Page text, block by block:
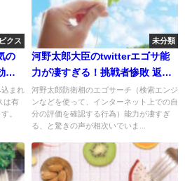
クス
の
果
まれ
は有
。
未分類
河野太郎大臣のtwitterエゴサ能
力が凄すぎる！挑戦者惨敗 返し
も秀逸
河野太郎防衛相のエゴサーチ（検索エンジ
ンなどを使って、インターネット上での自
分の評価を確認する行為）能力が凄すぎ
る、と驚きの声が相次いでいま...